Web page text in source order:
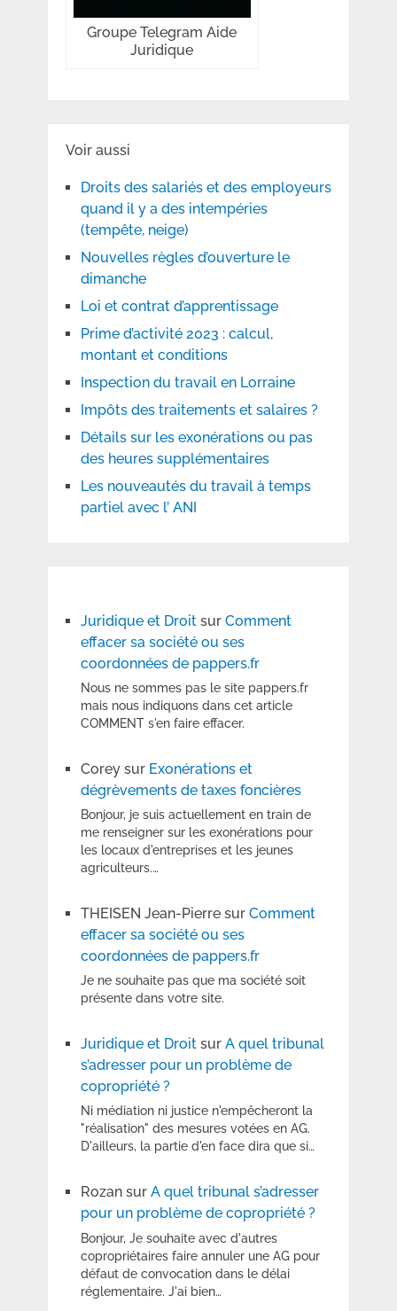
Groupe Telegram Aide
Juridique
Voir aussi
Droits des salariés et des employeurs
quand il y a des intempéries
(tempête, neige)
Nouvelles règles d’ouverture le
dimanche
Loi et contrat d’apprentissage
Prime d’activité 2023 : calcul,
montant et conditions
Inspection du travail en Lorraine
Impôts des traitements et salaires ?
Détails sur les exonérations ou pas
des heures supplémentaires
Les nouveautés du travail à temps
partiel avec l’ ANI
Juridique et Droitsur Comment
effacer sa société ou ses
coordonnées de pappers.fr
Nous ne sommes pas le site pappers.fr
mais nous indiquons dans cet article
COMMENT s'en faire effacer.
Coreysur Exonérations et
dégrèvements de taxes foncières
Bonjour, je suis actuellement en train de
me renseigner sur les exonérations pour
les locaux d'entreprises et les jeunes
agriculteurs.…
THEISEN Jean-Pierresur Comment
effacer sa société ou ses
coordonnées de pappers.fr
Je ne souhaite pas que ma société soit
présente dans votre site.
Juridique et Droitsur A quel tribunal
s’adresser pour un problème de
copropriété ?
Ni médiation ni justice n'empêcheront la
"réalisation" des mesures votées en AG.
D'ailleurs, la partie d'en face dira que si…
Rozansur A quel tribunal s’adresser
pour un problème de copropriété ?
Bonjour, Je souhaite avec d'autres
copropriétaires faire annuler une AG pour
défaut de convocation dans le délai
réglementaire. J'ai bien…